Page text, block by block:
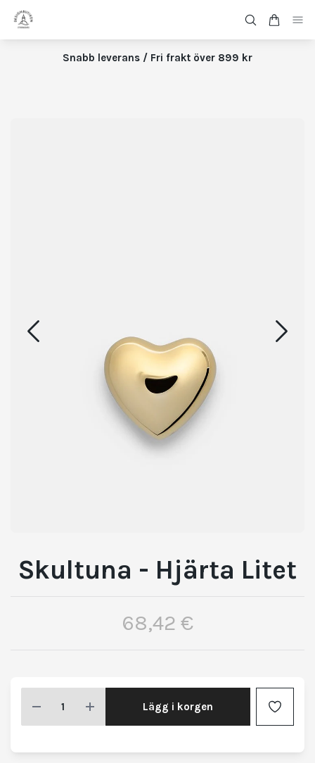
Snabb leverans / Fri frakt över 899 kr
Skultuna - Hjärta Litet
68,42 €
Lägg i korgen